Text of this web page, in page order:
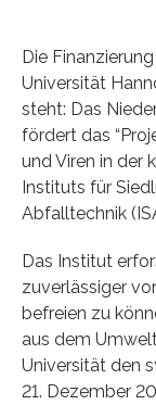
Die
Universität
steht: Das
fördert das
und Viren in der
Instituts für
Abfalltechnik
Das Institut
zuverlässiger
befreien zu
aus dem
Universität den
21. Dezember